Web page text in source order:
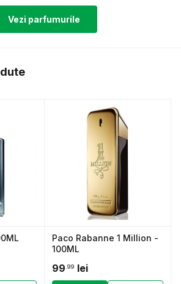
Vezi parfumurile
Paco Rabanne 1 Million -
100ML
99 .99 lei